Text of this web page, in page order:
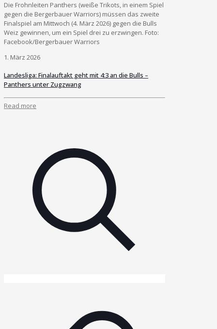
Die Frohnleiten Panthers (weiße Trikots, in einem Spiel
gegen die Bergerbauer Warriors) müssen das zweite
Finalspiel am Mittwoch (4. März 2026) gegen die Bulls
Weiz gewinnen, um ein Spiel drei zu erzwingen. Foto:
Facebook/Bergerbauer Warriors
1. März 2026
Landesliga: Finalauftakt geht mit 4:3 an die Bulls –
Panthers unter Zugzwang
Read more